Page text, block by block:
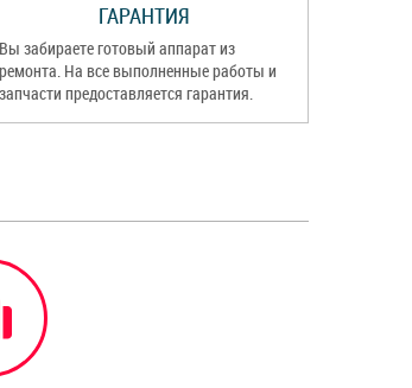
ГАРАНТИЯ
Вы забираете готовый аппарат из
ремонта. На все выполненные работы и
запчасти предоставляется гарантия.